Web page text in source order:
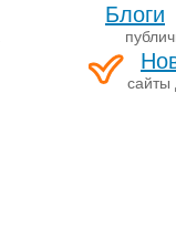
Блоги
сайты